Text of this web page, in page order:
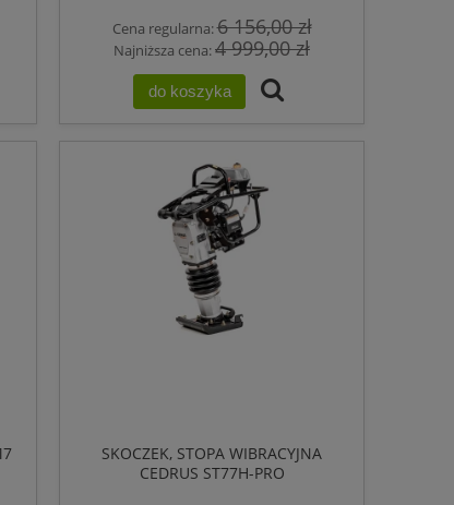
Cena regularna:6 156,00 zł
Najniższa cena:4 999,00 zł
do koszyka
SKOCZEK, STOPA WIBRACYJNA
CEDRUS ST77H-PRO